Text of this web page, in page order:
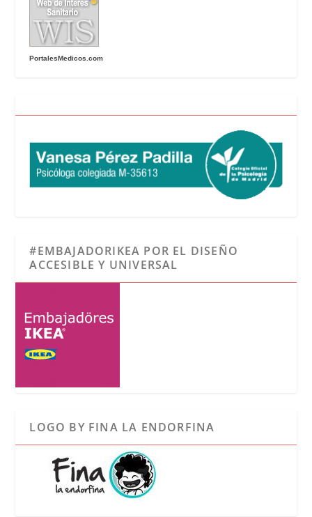
PortalesMedicos.com
#EMBAJADORIKEA POR EL DISEÑO
ACCESIBLE Y UNIVERSAL
LOGO BY FINA LA ENDORFINA